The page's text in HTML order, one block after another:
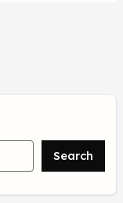
Search